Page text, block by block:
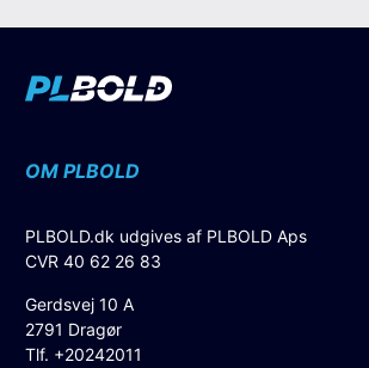
OM PLBOLD
PLBOLD.dk udgives af PLBOLD Aps
CVR 40 62 26 83
Gerdsvej 10 A
2791 Dragør
Tlf. +20242011